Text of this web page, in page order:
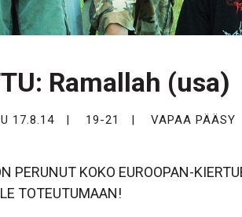
Ramallah (usa)
17.8.14 19-21 VAPAA PÄÄSY
PERUNUT KOKO EUROOPAN-
TOTEUTUMAAN!